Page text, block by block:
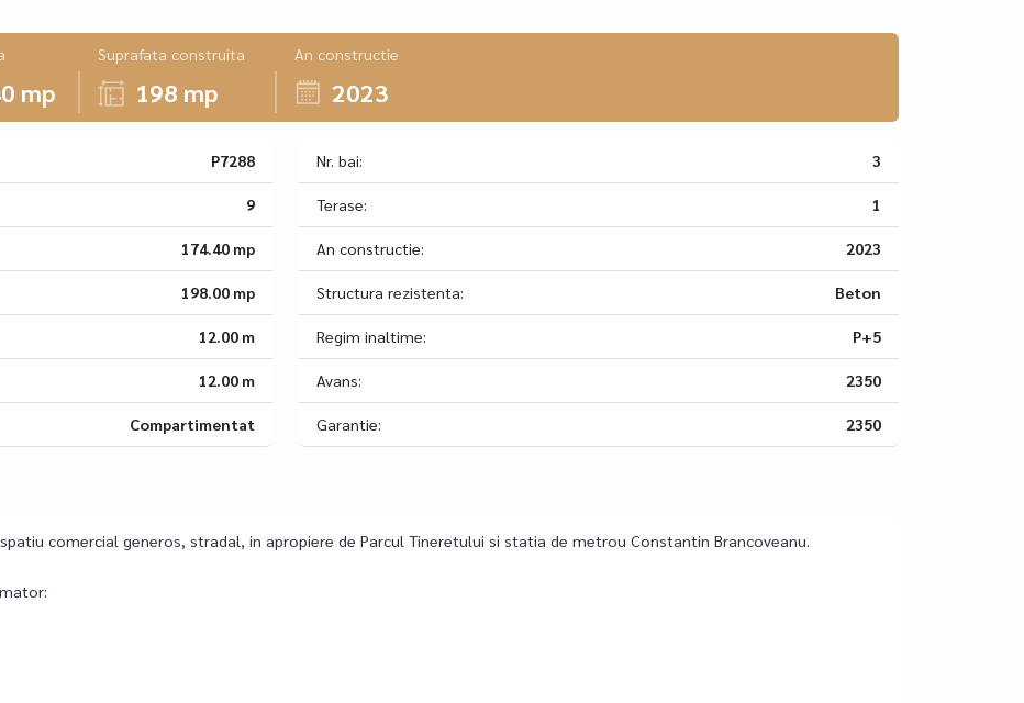
mp
Suprafata construita
198 mp
An constructie
2023
P7288
9
174.40 mp
198.00 mp
12.00 m
12.00 m
Compartimentat
Nr. bai: 3
Terase: 1
An constructie: 2023
Structura rezistenta: Beton
Regim inaltime: P+5
Avans: 2350
Garantie: 2350
comercial generos, stradal, in apropiere de Parcul Tineretului si statia de metrou Constantin Brancoveanu.
frigider, cuptor cu microunde);